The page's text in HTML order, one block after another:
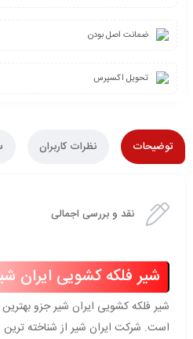
ضمانت اصل بودن
تحویل اکسپرس
توضیحات نظرات کاربران
نقد و بررسی اجمالی
شیر فلکه کشویی ایران
شیر فلکه کشویی ایران شیر جزو
است. شرکت ایران شیر از شناخته ترین